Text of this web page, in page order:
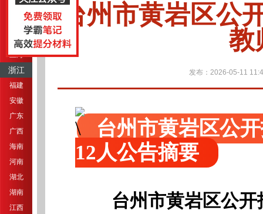
江苏
上海
浙江
福建
安徽
广东
广西
海南
河南
湖北
湖南
江西
台州市黄岩区公
教
发布：2026-05-11
台州市黄岩区公
12人公告摘要
台州市黄岩区公